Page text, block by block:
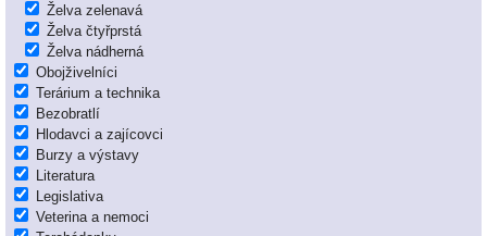
Želva zelenavá
Želva čtyřprstá
Želva nádherná
Obojživelníci
Terárium a technika
Bezobratlí
Hlodavci a zajícovci
Burzy a výstavy
Literatura
Legislativa
Veterina a nemoci